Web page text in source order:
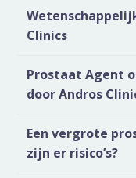
Clinics
Prostaat Agent
door Andros
Een vergrote
zijn er risico’s?